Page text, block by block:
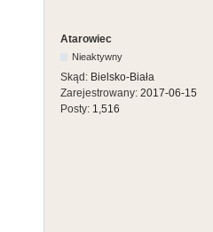
Atarowiec
Nieaktywny
Skąd: Bielsko-Biała
Zarejestrowany: 2017-06-15
Posty: 1,516